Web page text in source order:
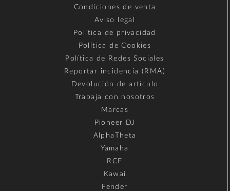
Condiciones de venta
Aviso legal
Política de privacidad
Política de Cookies
Política de Redes Sociales
Reportar incidencia (RMA)
Devolución de artículo
Trabaja con nosotros
Marcas
Pioneer DJ
AlphaTheta
Yamaha
RCF
Kawai
Fender